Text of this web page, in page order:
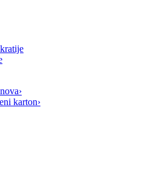
›
karton›